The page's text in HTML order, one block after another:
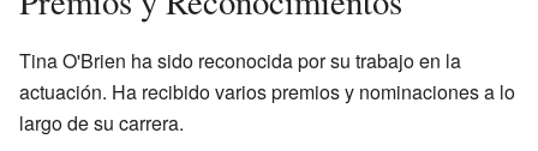
Tina O'Brien ha sido reconocida por su trabajo en la
actuación. Ha recibido varios premios y nominaciones a lo
largo de su carrera.